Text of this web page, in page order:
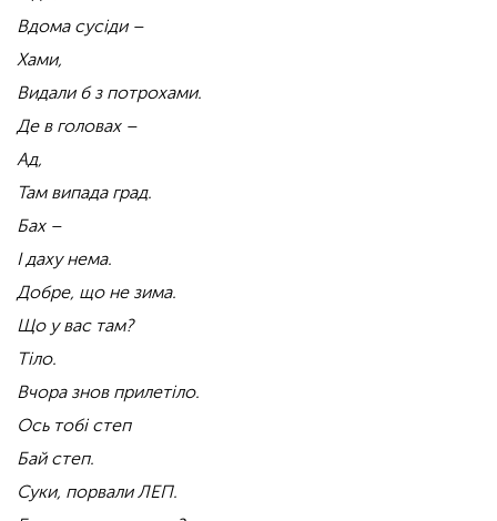
Вдома сусіди –
Хами,
Видали б з потрохами.
Де в головах –
Ад,
Там випада град.
Бах –
І даху нема.
Добре, що не зима.
Що у вас там?
Тіло.
Вчора знов прилетіло.
Ось тобі степ
Бай степ.
Суки, порвали ЛЕП.